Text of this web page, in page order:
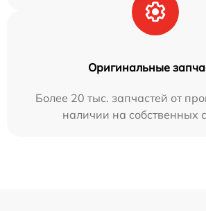
Оригинальные
Более 20 тыс. запчастей от
наличии на собственных